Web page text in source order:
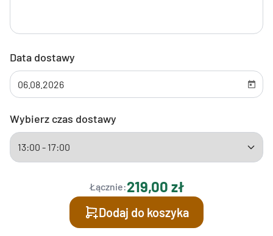
Data dostawy
Wybierz czas dostawy
Łącznie:219,00 zł
Dodaj do koszyka